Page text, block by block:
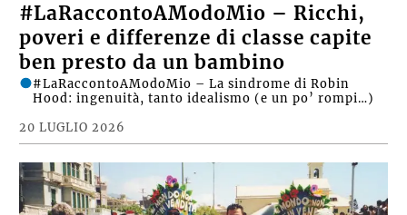
#LaRaccontoAModoMio – Ricchi,
poveri e differenze di classe capite
ben presto da un bambino
20 LUGLIO 2026
#LaRaccontoAModoMio – La sindrome di Robin
Hood: ingenuità, tanto idealismo (e un po’ rompi…)